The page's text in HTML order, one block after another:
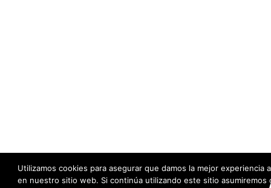
Utilizamos cookies para asegurar que damos la mejor experiencia
en nuestro sitio web. Si continúa utilizando este sitio asumiremos